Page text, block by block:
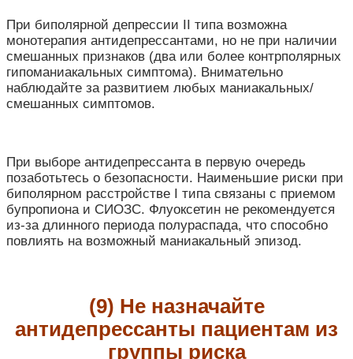
При биполярной депрессии II типа возможна
монотерапия антидепрессантами, но не при наличии
смешанных признаков (два или более контрполярных
гипоманиакальных симптома). Внимательно
наблюдайте за развитием любых маниакальных/
смешанных симптомов.
При выборе антидепрессанта в первую очередь
позаботьтесь о безопасности. Наименьшие риски при
биполярном расстройстве I типа связаны с приемом
бупропиона и СИОЗС. Флуоксетин не рекомендуется
из-за длинного периода полураспада, что способно
повлиять на возможный маниакальный эпизод.
(9) Не назначайте
антидепрессанты пациентам из
группы риска